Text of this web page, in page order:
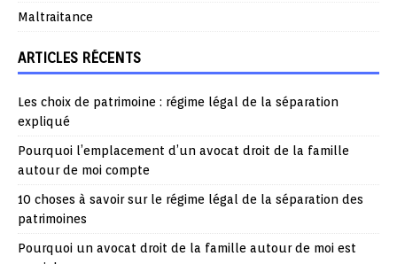
Maltraitance
ARTICLES RÉCENTS
Les choix de patrimoine : régime légal de la séparation
expliqué
Pourquoi l’emplacement d’un avocat droit de la famille
autour de moi compte
10 choses à savoir sur le régime légal de la séparation des
patrimoines
Pourquoi un avocat droit de la famille autour de moi est